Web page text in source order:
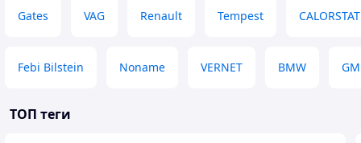
Gates VAG Renault Tempest
Febi Bilstein Noname VERNET BMW GM
ТОП теги